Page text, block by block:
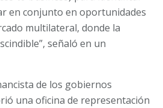
en conjunto en oportunidades
multilateral, donde la
señaló en un
de los gobiernos
una oficina de representación